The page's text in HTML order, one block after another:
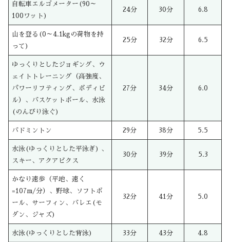
自転車エルゴメーター(90～
100ワット)
24分 30分 6.8
山を登る(0～4.1kgの荷物を持
って)
25分 32分 6.5
ゆっくりとしたジョギング、ウ
ェイトトレーニング（高強度、
パワーリフティング、ボディビ
ル）、バスケットボール、水泳
(のんびり泳ぐ)
27分 34分 6.0
バドミントン 29分 38分 5.5
水泳(ゆっくりとした平泳ぎ) 、
スキー、アクアビクス
30分 39分 5.3
かなり速歩（平地、速く
=107m/分）、野球、ソフトボ
ール、サーフィン、バレエ(モ
ダン、ジャズ)
32分 41分 5.0
水泳(ゆっくりとした背泳) 33分 43分 4.8